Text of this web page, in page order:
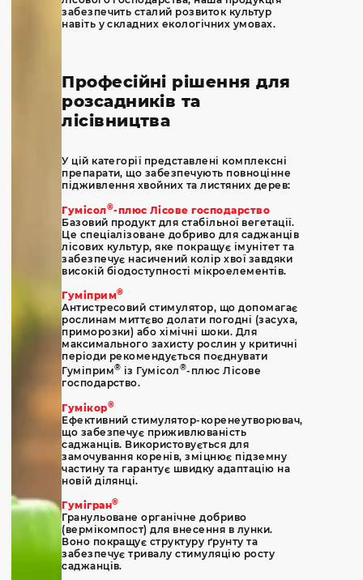
забезпечить сталий розвиток культур
навіть у складних екологічних умовах.
Професійні рішення для
розсадників та
лісівництва
У цій категорії представлені комплексні
препарати, що забезпечують повноцінне
підживлення хвойних та листяних дерев:
Гумісол®-плюс Лісове господарство
Базовий продукт для стабільної вегетації.
Це спеціалізоване добриво для саджанців
лісових культур, яке покращує імунітет та
забезпечує насичений колір хвої завдяки
високій біодоступності мікроелементів.
Гуміприм®
Антистресовий стимулятор, що допомагає
рослинам миттєво долати погодні (засуха,
приморозки) або хімічні шоки. Для
максимального захисту рослин у критичні
періоди рекомендується поєднувати
Гуміприм® із Гумісол®-плюс Лісове
господарство.
Гумікор®
Ефективний стимулятор-коренеутворювач,
що забезпечує приживлюваність
саджанців. Використовується для
замочування коренів, зміцнює підземну
частину та гарантує швидку адаптацію на
новій ділянці.
Гумігран®
Гранульоване органічне добриво
(вермікомпост) для внесення в лунки.
Воно покращує структуру ґрунту та
забезпечує тривалу стимуляцію росту
саджанців.